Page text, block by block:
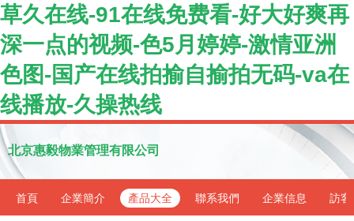
草久在线-91在线免费看-好大好爽再
深一点的视频-色5月婷婷-激情亚洲
色图-国产在线拍揄自揄拍无码-va在
线播放-久操热线
北京惠毅物業管理有限公司
首頁 企業簡介 產品大全 聯系我們 企業信息 訪客